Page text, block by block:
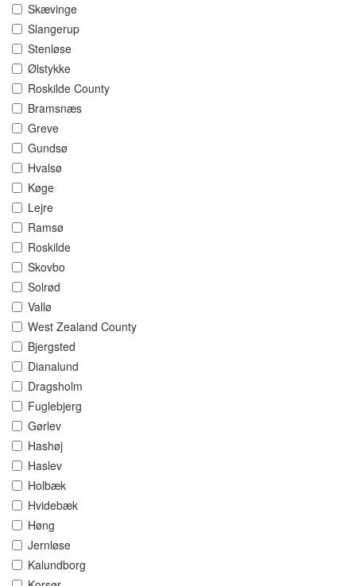
Skævinge
Slangerup
Stenløse
Ølstykke
Roskilde County
Bramsnæs
Greve
Gundsø
Hvalsø
Køge
Lejre
Ramsø
Roskilde
Skovbo
Solrød
Vallø
West Zealand County
Bjergsted
Dianalund
Dragsholm
Fuglebjerg
Gørlev
Hashøj
Haslev
Holbæk
Hvidebæk
Høng
Jernløse
Kalundborg